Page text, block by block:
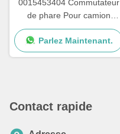
0015453404 Commutateur
de phare Pour camion
Mercedes Benz
Parlez Maintenant.
Contact rapide